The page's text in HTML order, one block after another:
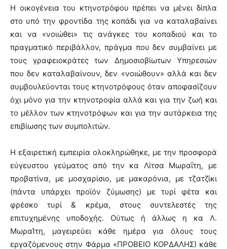
Η οικογένεια του κτηνοτρόφου πρέπει να μένει δίπλα
στο υπό την φροντίδα της κοπάδι για να καταλαβαίνει
και να «νοιώθει» τις ανάγκες του κοπαδιού και το
πραγματικό περιβάλλον, πράγμα που δεν συμβαίνει με
τους γραφειοκράτες των Δημοσιοβίωτων Υπηρεσιών
που δεν καταλαβαίνουν, δεν «νοιώθουν» αλλά και δεν
συμβουλεύονται τους κτηνοτρόφους όταν αποφασίζουν
όχι μόνο για την κτηνοτροφία αλλά και για την ζωή και
το μέλλον των κτηνοτρόφων και για την αυτάρκεια της
επιβίωσης των συμπολιτών.
Η εξαιρετική εμπειρία ολοκληρώθηκε, με την προσφορά
εύγευστου γεύματος από την κα Λίτσα Μωραΐτη, με
προβατίνα, με μοσχαρίσιο, με μακαρόνια, με τζατζίκι
(πάντα υπάρχει προϊόν ζύμωσης) με τυρί φέτα και
φρέσκο τυρί & κρέμα, στους συντελεστές της
επιτυχημένης υποδοχής. Ούτως ή άλλως η κα Λ.
ΜωραΊτη, μαγειρεύει κάθε ημέρα για όλους τους
εργαζόμενους στην Φάρμα «ΠΡΟΒΕΙΟ ΚΟΡΔΑΛΗΣ) κάθε